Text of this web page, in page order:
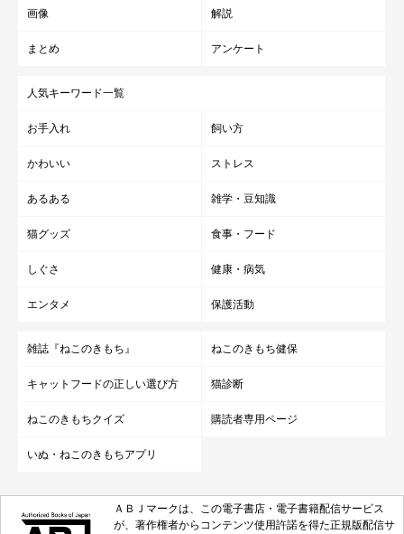
画像 解説
まとめ アンケート
人気キーワード一覧
お手入れ 飼い方
かわいい ストレス
あるある 雑学・豆知識
猫グッズ 食事・フード
しぐさ 健康・病気
エンタメ 保護活動
雑誌『ねこのきもち』 ねこのきもち健保
キャットフードの正しい選び方 猫診断
ねこのきもちクイズ 購読者専用ページ
いぬ・ねこのきもちアプリ
ＡＢＪマークは、この電子書店・電子書籍配信サービス
が、著作権者からコンテンツ使用許諾を得た正規版配信サ